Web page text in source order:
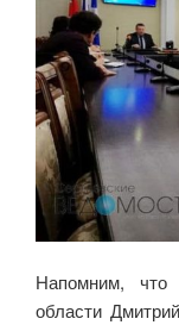
Напомним, что
области